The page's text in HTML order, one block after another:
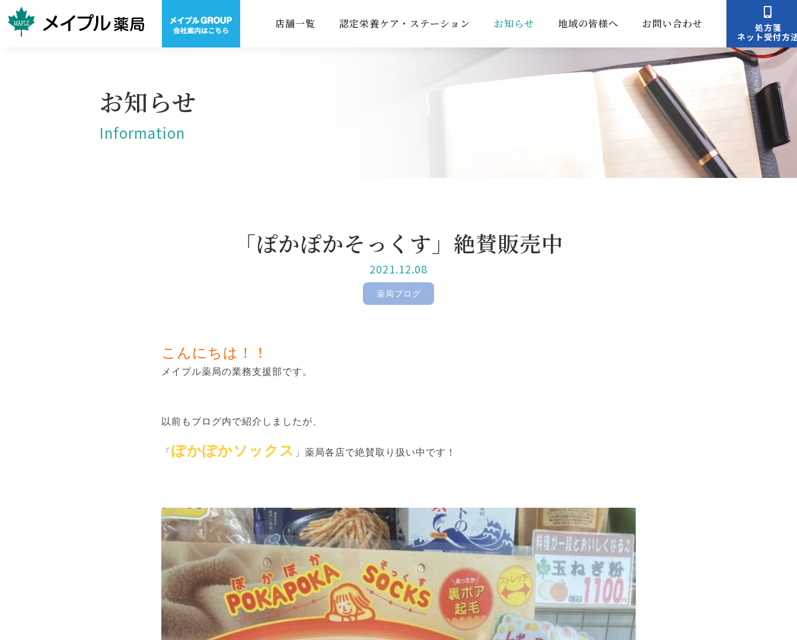
店舗一覧 認定栄養ケア・ステーション お知らせ 地域の皆様へ お問い合わせ
処方箋
ネット受付方
お知らせ
Information
「ぽかぽかそっくす」絶賛販売中
2021.12.08
薬局ブログ
こんにちは！！
メイプル薬局の業務支援部です。
以前もブログ内で紹介しましたが、
「ぽかぽかソックス 」薬局各店で絶賛取り扱い中です！